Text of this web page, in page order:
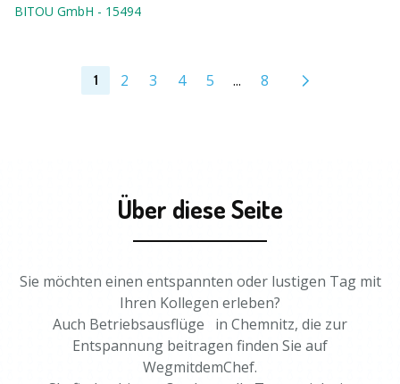
BITOU GmbH - 15494
1 2 3 4 5 ... 8
Über diese Seite
Sie möchten einen entspannten oder lustigen Tag mit
Ihren Kollegen erleben?
Auch Betriebsausflüge in Chemnitz, die zur
Entspannung beitragen finden Sie auf
WegmitdemChef.